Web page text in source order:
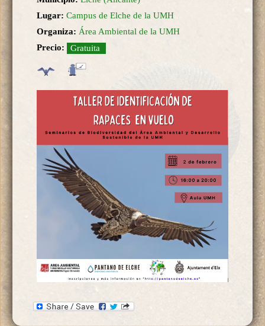
Lugar: Campus de Elche de la UMH
Organiza: Área Ambiental de la UMH
Precio:
Gratuita